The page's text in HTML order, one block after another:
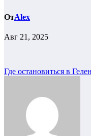
ОтAlex
Авг 21, 2025
Навигация
записям
Где остановиться в